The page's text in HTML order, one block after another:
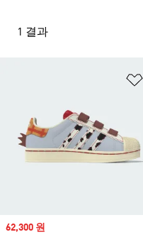
1 결과
Sale price
62,300 원